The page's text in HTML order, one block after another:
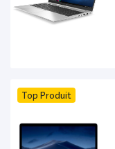
Top Produit